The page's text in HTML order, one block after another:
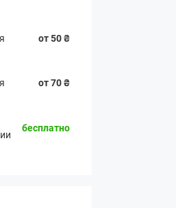
от 50 ₴
от 70 ₴
бесплатно